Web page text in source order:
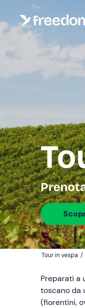
Tour in vespa /
Preparati a
toscano da
(fiorentini,